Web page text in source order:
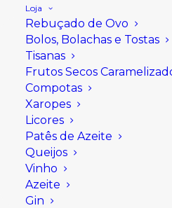
Loja
Rebuçado de Ovo
Bolos, Bolachas e Tostas
Tisanas
Frutos Secos
Compotas
Xaropes
Licores
Patês de Azeite
Queijos
Vinho
Azeite
Gin